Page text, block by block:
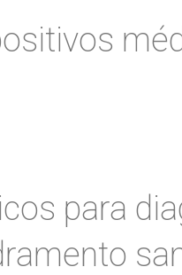
para